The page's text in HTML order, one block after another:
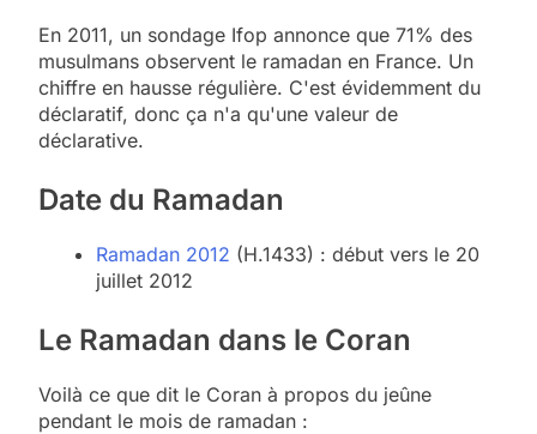
En 2011, un sondage Ifop annonce que 71% des
musulmans observent le ramadan en France. Un
chiffre en hausse régulière. C'est évidemment du
déclaratif, donc ça n'a qu'une valeur de
déclarative.
Date du Ramadan
Ramadan 2012 (H.1433) : début vers le 20
juillet 2012
Le Ramadan dans le Coran
Voilà ce que dit le Coran à propos du jeûne
pendant le mois de ramadan :